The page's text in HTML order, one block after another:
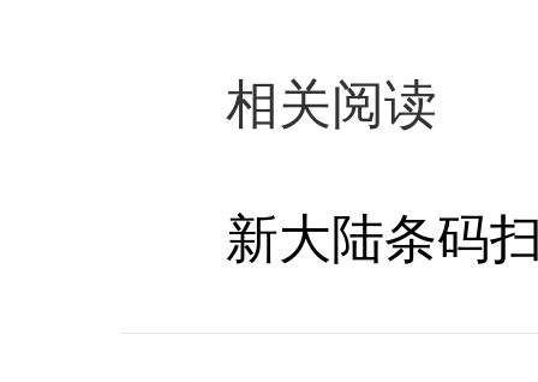
相关阅读
新大陆条码扫